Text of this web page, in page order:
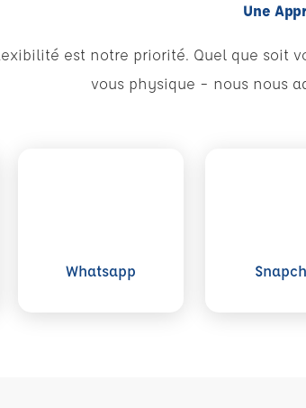
Une
est notre priorité. Quel que
vous physique – nous nous
Whatsapp